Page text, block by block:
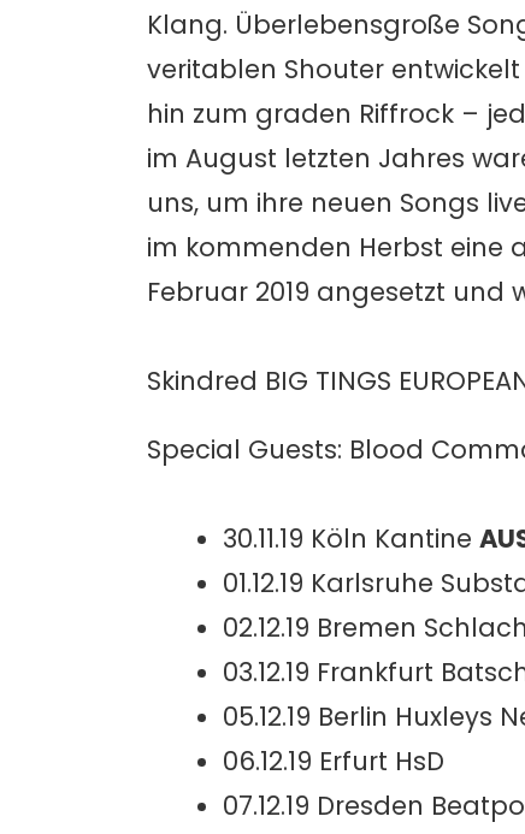
Klang. Überlebensgroße
veritablen Shouter
hin zum graden Riffrock –
im August letzten Jahres
uns, um ihre neuen Songs
im kommenden Herbst eine
Februar 2019 angesetzt und
Skindred BIG TINGS
Special Guests: Blood
30.11.19 Köln Kantine
01.12.19 Karlsruhe
02.12.19 Bremen
03.12.19 Frankfurt
05.12.19 Berlin
06.12.19 Erfurt HsD
07.12.19 Dresden